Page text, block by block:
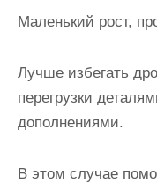
Маленький рост,
Лучше избегать
перегрузки
дополнениями.
В этом случае